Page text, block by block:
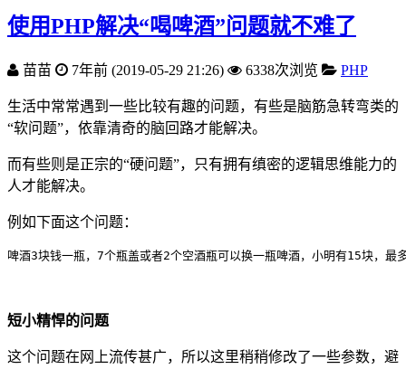
使用PHP解决“喝啤酒”问题就不难了
苗苗 7年前 (2019-05-29 21:26) 6338次浏览 PHP
生活中常常遇到一些比较有趣的问题，有些是脑筋急转弯类的
“软问题”，依靠清奇的脑回路才能解决。
而有些则是正宗的“硬问题”，只有拥有缜密的逻辑思维能力的
人才能解决。
例如下面这个问题：
啤酒3块钱一瓶，7个瓶盖或者2个空酒瓶可以换一瓶啤酒，小明有15块，最
短小精悍的问题
这个问题在网上流传甚广，所以这里稍稍修改了一些参数，避